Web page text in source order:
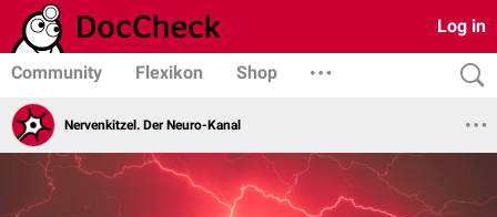
Log in
Community Flexikon Shop
Nervenkitzel. Der Neuro-Kanal